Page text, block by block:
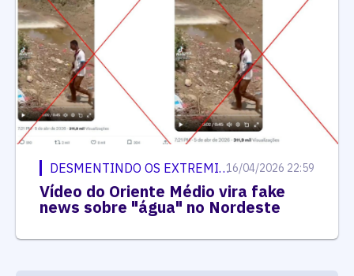
DESMENTINDO OS EXTREMISTAS16/04/2026 22:59
Vídeo do Oriente Médio vira fake
news sobre "água" no Nordeste